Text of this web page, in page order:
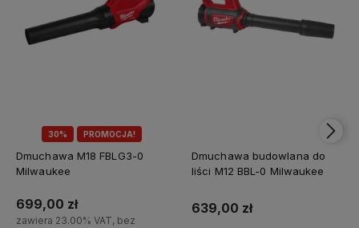
30% PROMOCJA!
Dmuchawa M18 FBLG3-0
Milwaukee
699,00 zł
zawiera 23.00% VAT, bez
Dmuchawa budowlana do
liści M12 BBL-0 Milwaukee
639,00 zł